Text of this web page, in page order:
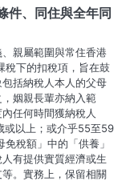
件、同住與全年同
親屬範圍與常住香港
稅下的扣稅項，旨在鼓
括納稅人本人的父母
姻親長輩亦納入範
任何時間獲納稅人
或以上；或介乎55至59
稅額」中的「供養」
有提供實質經濟或生
。實務上，保留相關